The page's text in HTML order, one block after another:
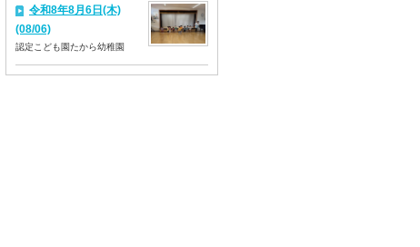
令和8年8月6日(木)
(08/06)
認定こども園たから幼稚園